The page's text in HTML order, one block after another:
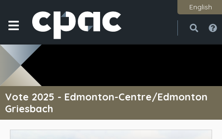
English
Vote 2025 - Edmonton-Centre/Edmonton
Griesbach